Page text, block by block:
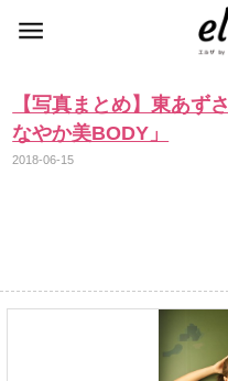
【写真まとめ】東あず
なやか美BODY」
2018-06-15